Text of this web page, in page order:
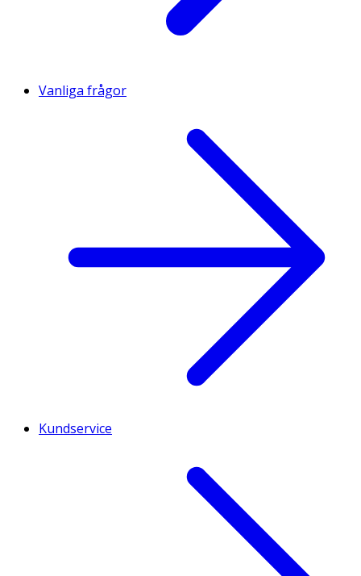
Vanliga frågor
Kundservice